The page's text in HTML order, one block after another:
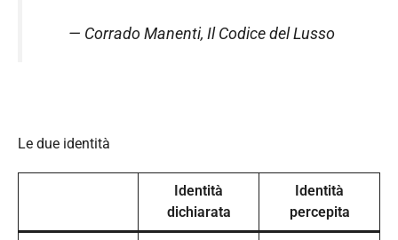
— Corrado Manenti, Il Codice del Lusso
Le due identità
Identità
dichiarata
Identità
percepita